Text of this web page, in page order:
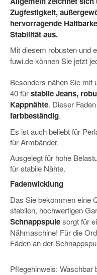
Zugfestigkeit,
hervorragende
Stabilität aus.
Mit diesem robusten und
fuwi.de können Sie jetzt
Besonders nähen Sie mit
40 fürstabileJeans,
Kappnähte. Dieser
farbbeständig.
Es ist auch beliebt für
für Armbänder.
Ausgelegt für hohe
für stabile Nähte.
Fadenwicklung
Das Sie bekommen eine
stabilen, hochwertigen
Schnappspulesorgt für
Nähmaschine! Für die
Fäden an der
Pflegehinweis: Waschbar